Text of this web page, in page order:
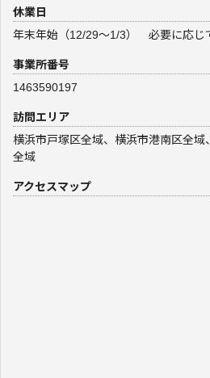
休業日
年末年始（12/29～1/3） 必要に応じ
事業所番号
1463590197
訪問エリア
横浜市戸塚区全域、横浜市港南区全域
全域
アクセスマップ